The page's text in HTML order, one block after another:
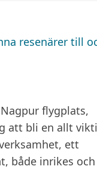
resenärer till
flygplats,
att bli en allt
ett
både inrikes och